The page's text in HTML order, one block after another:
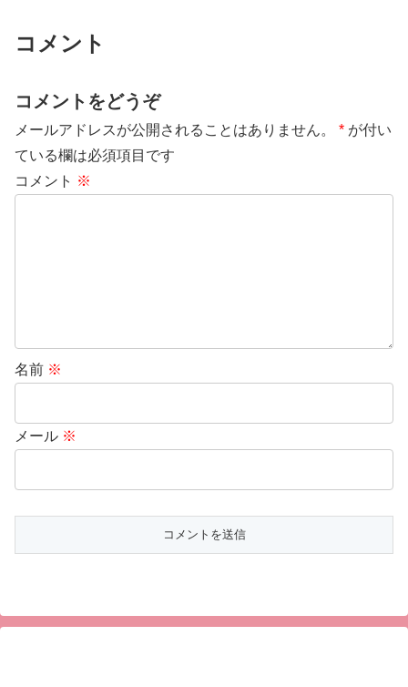
コメント
コメントをどうぞ
メールアドレスが公開されることはありません。 * が付い
ている欄は必須項目です
コメント ※
名前 ※
メール ※